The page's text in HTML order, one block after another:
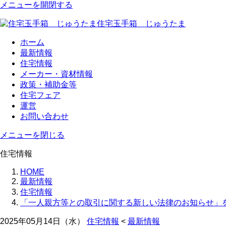
メニューを開閉する
住宅玉手箱 じゅうたま
ホーム
最新情報
住宅情報
メーカー・資材情報
政策・補助金等
住宅フェア
運営
お問い合わせ
メニューを閉じる
住宅情報
HOME
最新情報
住宅情報
「一人親方等との取引に関する新しい法律のお知らせ」
2025年05月14日（水） 住宅情報 < 最新情報